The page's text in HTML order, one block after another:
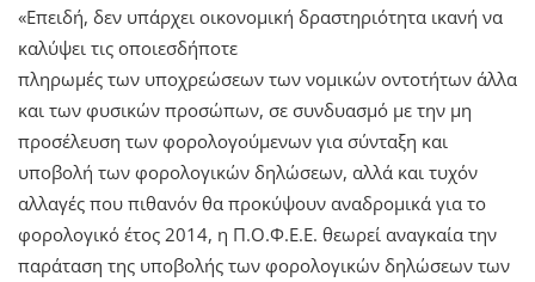
«Επειδή, δεν υπάρχει οικονομική δραστηριότητα ικανή να
καλύψει τις οποιεσδήποτε
πληρωμές των υποχρεώσεων των νομικών οντοτήτων άλλα
και των φυσικών προσώπων, σε συνδυασμό με την μη
προσέλευση των φορολογούμενων για σύνταξη και
υποβολή των φορολογικών δηλώσεων, αλλά και τυχόν
αλλαγές που πιθανόν θα προκύψουν αναδρομικά για το
φορολογικό έτος 2014, η Π.Ο.Φ.Ε.Ε. θεωρεί αναγκαία την
παράταση της υποβολής των φορολογικών δηλώσεων των